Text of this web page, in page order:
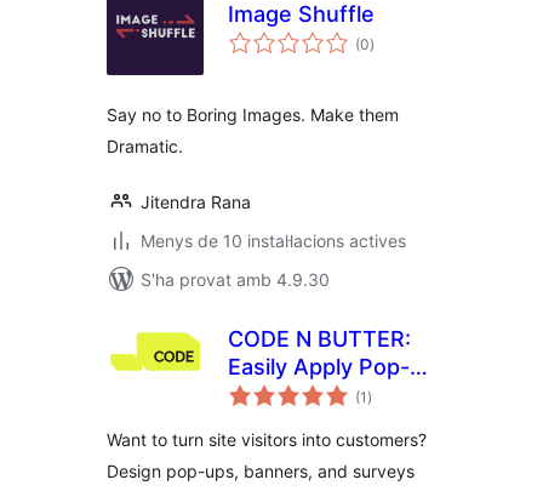
Image Shuffle
(0puntuacions
totals
)
Say no to Boring Images. Make them
Dramatic.
Jitendra Rana
Menys de 10 instal·lacions actives
S'ha provat amb 4.9.30
CODE N BUTTER:
Easily Apply Pop-
Ups and Banners to
Developers
(1 puntuacions
totals
)
Want to turn site visitors into customers?
Design pop-ups, banners, and surveys